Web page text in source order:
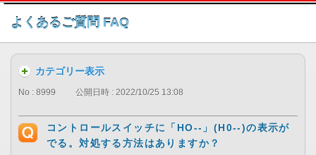
このページの本文へ
よくあるご質問 FAQ
カテゴリー表示
No : 8999 公開日時 : 2022/10/25 13:08
コントロールスイッチに「HO--」(H0--)の表示が
でる。対処する方法はありますか？